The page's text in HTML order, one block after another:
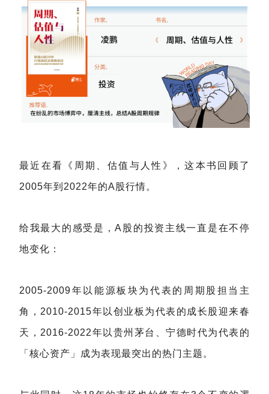
最近在看《周期、估值与人性》，这本书回顾了
2005年到2022年的A股行情。
给我最大的感受是，A股的投资主线一直是在不停
地变化：
2005-2009年以能源板块为代表的周期股担当主
角，2010-2015年以创业板为代表的成长股迎来春
天，2016-2022年以贵州茅台、宁德时代为代表的
「核心资产」成为表现最突出的热门主题。